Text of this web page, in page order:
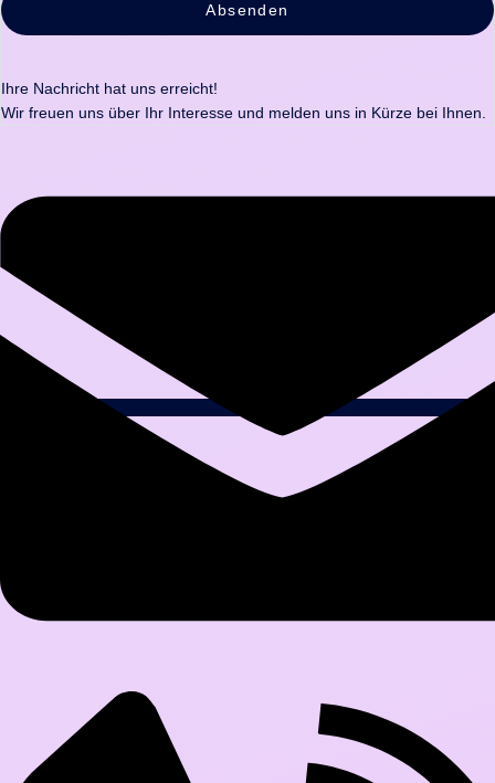
Absenden
Ihre Nachricht hat uns erreicht!
Wir freuen uns über Ihr Interesse und melden uns in Kürze bei Ihnen.